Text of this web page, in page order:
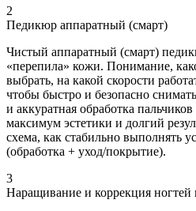
2
Педикюр аппаратный (смарт)
Чистый аппаратный (смарт)
«перепила» кожи. Понимание,
выбрать, на какой скорости
чтобы быстро и безопасно
и аккуратная обработка
максимум эстетики и долгий
схема, как стабильно выполнять
(обработка + уход/покрытие).
3
Наращивание и коррекция ногтей